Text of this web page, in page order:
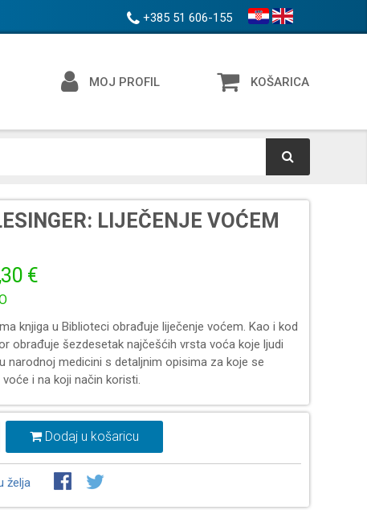
+385 51 606-155
MOJ PROFIL KOŠARICA
LIJEČENJE VOĆEM
€
knjiga u Biblioteci obrađuje liječenje voćem. Kao i kod
obrađuje šezdesetak najčešćih vrsta voća koje ljudi
narodnoj medicini s detaljnim opisima za koje se
i na koji način koristi.
Dodaj u košaricu
želja